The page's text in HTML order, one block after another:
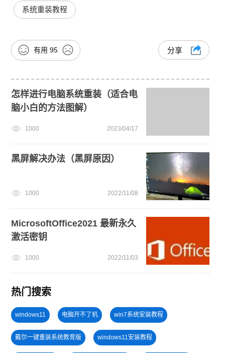
系统重装教程
有用 95 分享
怎样进行电脑系统重装（适合电
脑小白的方法图解）
1000 2023/04/17
黑屏解决办法（黑屏原因）
1000 2022/11/08
MicrosoftOffice2021 最新永久
激活密钥
1000 2022/11/03
热门搜索
windows11 电脑开不了机 win7系统安装教程
戴尔一键重装系统教育版 windows11安装教程